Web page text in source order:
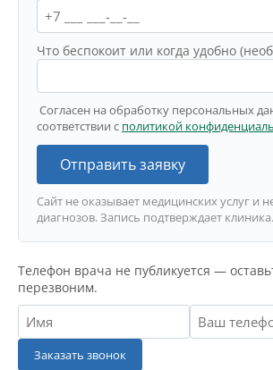
Что беспокоит или когда удобно
Согласен на обработку персональных
соответствии с политикой
Отправить заявку
Сайт не оказывает медицинских услуг и
диагнозов. Запись подтверждает клиника.
Телефон врача не публикуется —
перезвоним.
Заказать звонок